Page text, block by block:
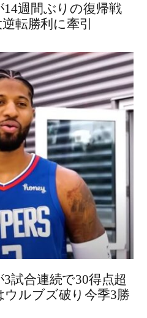
週間ぶりの復帰戦
転勝利に牽引
試合連続で30得点超
ウルブズ破り今季3勝